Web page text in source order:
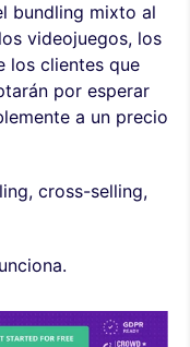
bundling mixto al
videojuegos, los
los clientes que
por esperar
a un precio
cross-selling,